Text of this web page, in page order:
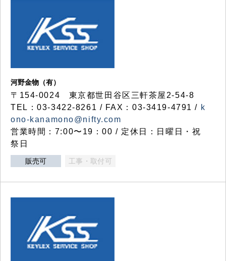
河野金物（有）
〒154-0024 東京都世田谷区三軒茶屋2-54-8
TEL：03-3422-8261 / FAX：03-3419-4791 / k
ono-kanamono@nifty.com
営業時間：7:00〜19：00 / 定休日：日曜日・祝
祭日
販売可 工事・取付可